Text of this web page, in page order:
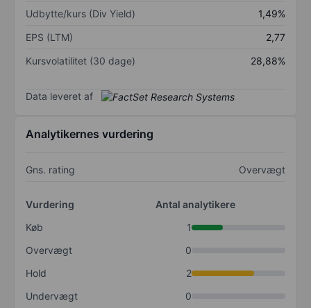
Udbytte/kurs (Div Yield)
1,49%
EPS (LTM)
2,77
Kursvolatilitet (30 dage)
28,88%
Data leveret af
Analytikernes vurdering
Gns. rating Overvægt
Vurdering
Antal analytikere
Køb
1
Overvægt
0
Hold
2
Undervægt
0